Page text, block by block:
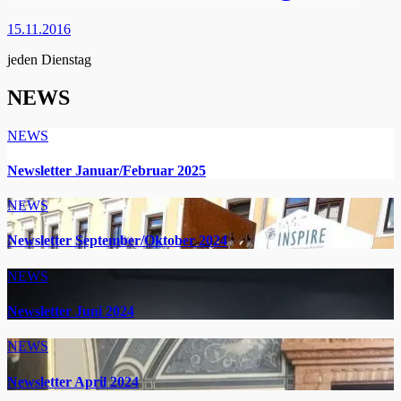
15.11.2016
jeden Dienstag
NEWS
NEWS
Newsletter Januar/Februar 2025
NEWS
Newsletter September/Oktober 2024
NEWS
Newsletter Juni 2024
NEWS
Newsletter April 2024